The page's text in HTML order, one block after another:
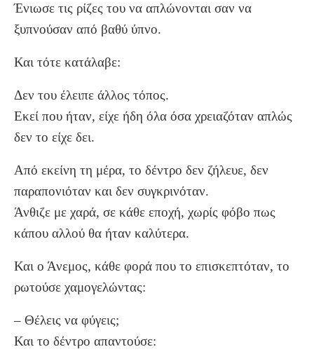
Ένιωσε τις ρίζες του να απλώνονται σαν να
ξυπνούσαν από βαθύ ύπνο.
Και τότε κατάλαβε:
Δεν του έλειπε άλλος τόπος.
Εκεί που ήταν, είχε ήδη όλα όσα χρειαζόταν απλώς
δεν το είχε δει.
Από εκείνη τη μέρα, το δέντρο δεν ζήλευε, δεν
παραπονιόταν και δεν συγκρινόταν.
Άνθιζε με χαρά, σε κάθε εποχή, χωρίς φόβο πως
κάπου αλλού θα ήταν καλύτερα.
Και ο Άνεμος, κάθε φορά που το επισκεπτόταν, το
ρωτούσε χαμογελώντας:
– Θέλεις να φύγεις;
Και το δέντρο απαντούσε: